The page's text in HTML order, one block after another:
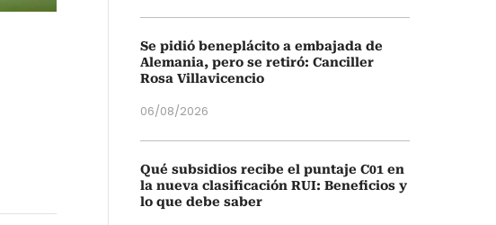
Se pidió beneplácito a embajada de
Alemania, pero se retiró: Canciller
Rosa Villavicencio
06/08/2026
Qué subsidios recibe el puntaje C01 en
la nueva clasificación RUI: Beneficios y
lo que debe saber